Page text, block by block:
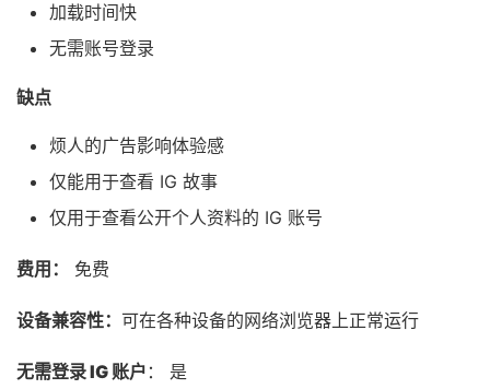
加载时间快
无需账号登录
缺点
烦人的广告影响体验感
仅能用于查看 IG 故事
仅用于查看公开个人资料的 IG 账号
费用： 免费
设备兼容性： 可在各种设备的网络浏览器上正常运行
无需登录 IG 账户 ： 是